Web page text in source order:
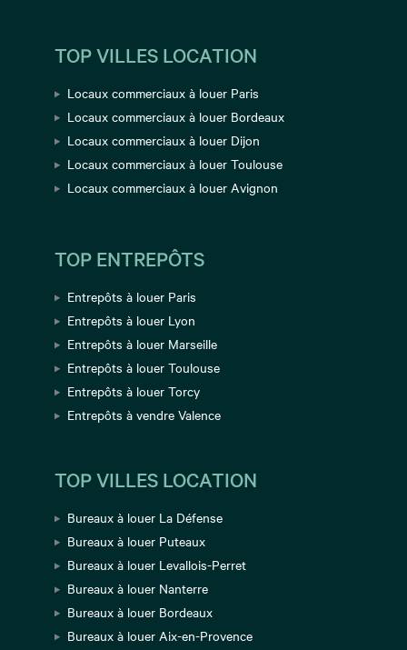
TOP VILLES LOCATION
Locaux commerciaux à louer Paris
Locaux commerciaux à louer Bordeaux
Locaux commerciaux à louer Dijon
Locaux commerciaux à louer Toulouse
Locaux commerciaux à louer Avignon
TOP ENTREPÔTS
Entrepôts à louer Paris
Entrepôts à louer Lyon
Entrepôts à louer Marseille
Entrepôts à louer Toulouse
Entrepôts à louer Torcy
Entrepôts à vendre Valence
TOP VILLES LOCATION
Bureaux à louer La Défense
Bureaux à louer Puteaux
Bureaux à louer Levallois-Perret
Bureaux à louer Nanterre
Bureaux à louer Bordeaux
Bureaux à louer Aix-en-Provence